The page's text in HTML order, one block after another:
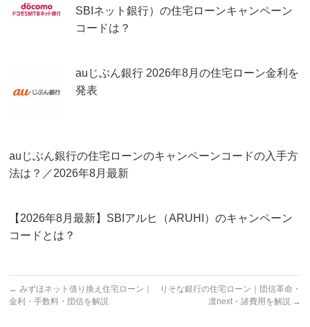
SBIネット銀行）の住宅ローンキャンペーン
コードは？
auじぶん銀行 2026年8月の住宅ローン金利を
発表
auじぶん銀行の住宅ローンのキャンペーンコードの入手方
法は？／2026年8月最新
【2026年8月最新】SBIアルヒ（ARUHI）のキャンペーン
コードとは？
← みずほネット借り換え住宅ローン｜
金利・手数料・団信を解説
りそな銀行の住宅ローン｜団信革命・
凛next・諸費用を解説 →